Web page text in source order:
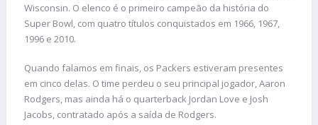
Wisconsin. O elenco é o primeiro campeão da história do
Super Bowl, com quatro títulos conquistados em 1966, 1967,
1996 e 2010.
Quando falamos em finais, os Packers estiveram presentes
em cinco delas. O time perdeu o seu principal jogador, Aaron
Rodgers, mas ainda há o quarterback Jordan Love e Josh
Jacobs, contratado após a saída de Rodgers.